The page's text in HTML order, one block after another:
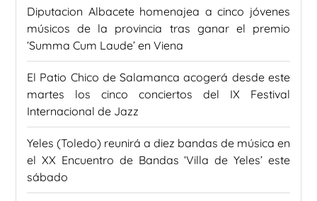
Diputacion Albacete homenajea a cinco jóvenes
músicos de la provincia tras ganar el premio
‘Summa Cum Laude’ en Viena
El Patio Chico de Salamanca acogerá desde este
martes los cinco conciertos del IX Festival
Internacional de Jazz
Yeles (Toledo) reunirá a diez bandas de música en
el XX Encuentro de Bandas ‘Villa de Yeles’ este
sábado